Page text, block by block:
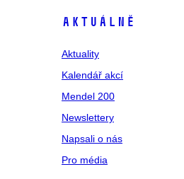
Aktuálně
Aktuality
Kalendář akcí
Mendel 200
Newslettery
Napsali o nás
Pro média